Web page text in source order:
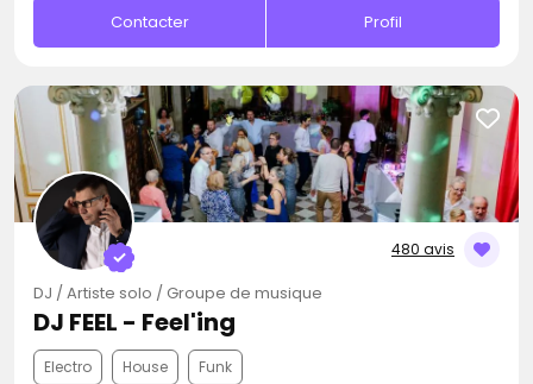
Contacter Profil
480 avis
DJ / Artiste solo / Groupe de musique
DJ FEEL - Feel'ing
Electro House Funk